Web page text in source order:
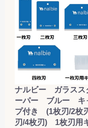
ナルビー ガラスス
ーパー ブルー キ
プ付き (1枚刃/2枚
刃/4枚刃) 1枚刃用